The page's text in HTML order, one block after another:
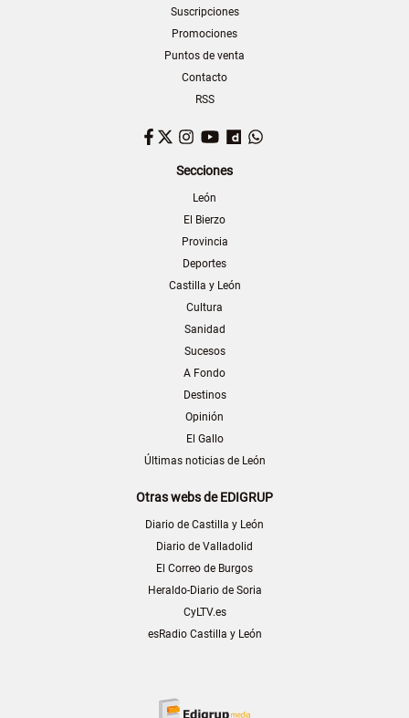
Suscripciones
Promociones
Puntos de venta
Contacto
RSS
Facebook
TwitterInstagram
YouTubeDailymotion
Secciones
León
El Bierzo
Provincia
Deportes
Castilla y León
Cultura
Sanidad
Sucesos
A Fondo
Destinos
Opinión
El Gallo
Últimas noticias de León
Otras webs de EDIGRUP
Diario de Castilla y León
Diario de Valladolid
El Correo de Burgos
Heraldo-Diario de Soria
CyLTV.es
esRadio Castilla y León